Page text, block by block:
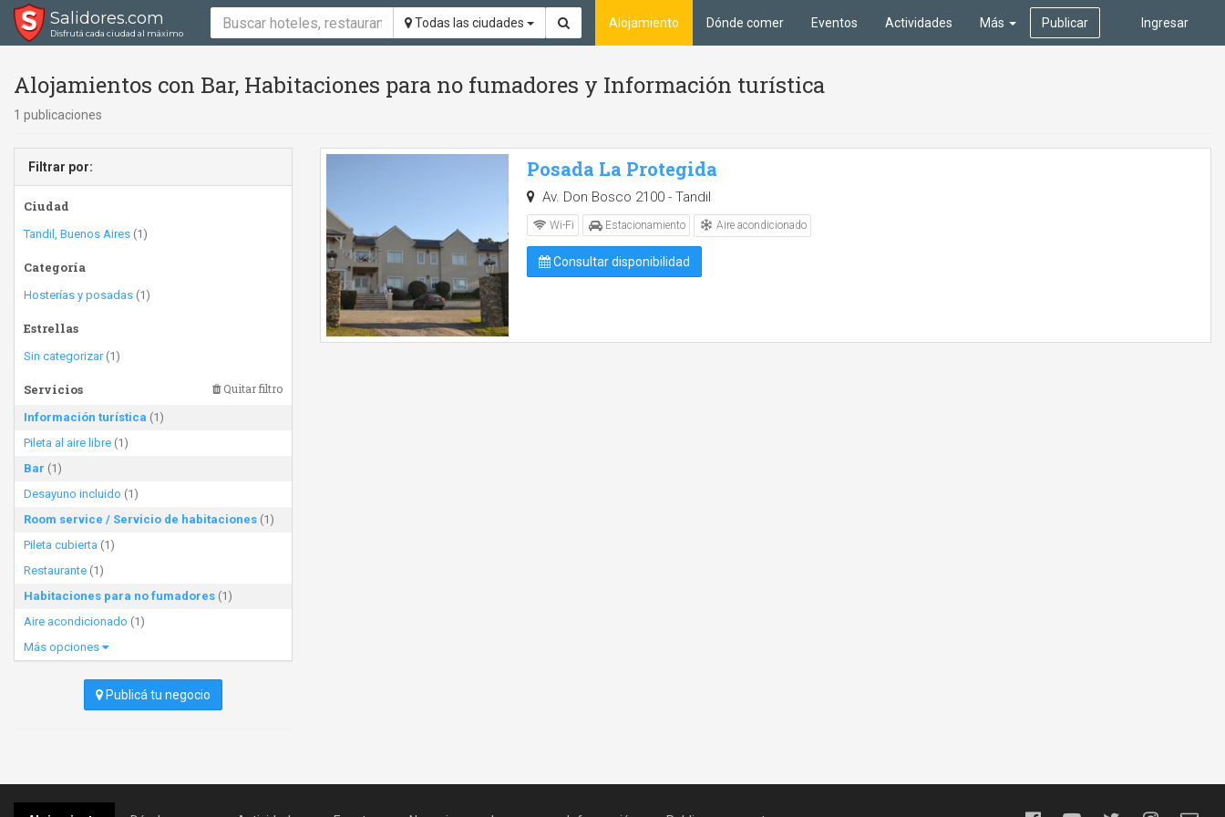
Salidores.com
Disfrutá cada ciudad al máximo
Todas las ciudades Ingresar
Alojamiento Dónde comer Eventos Actividades Más Publicar
Alojamientos con Bar, Habitaciones para no fumadores y Información turística
1 publicaciones
Filtrar por:
Ciudad
Tandil, Buenos Aires (1)
Categoría
Hosterías y posadas (1)
Estrellas
Sin categorizar(1)
Servicios Quitar filtro
Información turística (1)
Pileta al aire libre (1)
Bar (1)
Desayuno incluido (1)
Room service / Servicio de habitaciones (1)
Pileta cubierta (1)
Restaurante (1)
Habitaciones para no fumadores (1)
Aire acondicionado (1)
Más opciones
Publicá tu negocio
Posada La Protegida
Av. Don Bosco 2100 - Tandil
Wi-Fi Estacionamiento Aire acondicionado
Consultar disponibilidad